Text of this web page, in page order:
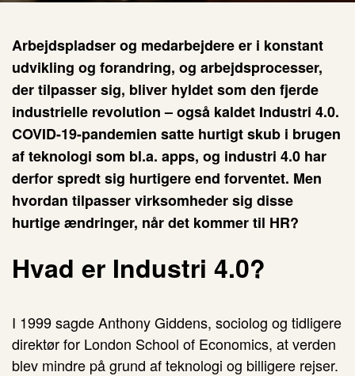
Arbejdspladser og medarbejdere er i konstant
udvikling og forandring, og arbejdsprocesser,
der tilpasser sig, bliver hyldet som den fjerde
industrielle revolution – også kaldet Industri 4.0.
COVID-19-pandemien satte hurtigt skub i brugen
af teknologi som bl.a. apps, og industri 4.0 har
derfor spredt sig hurtigere end forventet. Men
hvordan tilpasser virksomheder sig disse
hurtige ændringer, når det kommer til HR?
Hvad er Industri 4.0?
I 1999 sagde Anthony Giddens, sociolog og tidligere
direktør for London School of Economics, at verden
blev mindre på grund af teknologi og billigere rejser.